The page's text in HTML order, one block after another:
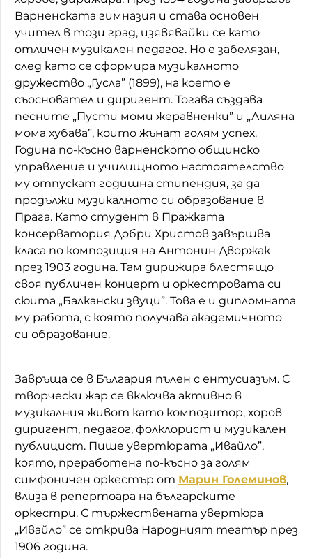
Варненската гимназия и става основен
учител в този град, изявявайки се като
отличен музикален педагог. Но е забелязан,
след като се сформира музикалното
дружество „Гусла” (1899), на което е
съосновател и диригент. Тогава създава
песните „Пусти моми жеравненки” и „Лиляна
мома хубава”, които жънат голям успех.
Година по-късно варненското общинско
управление и училищното настоятелство
му отпускат годишна стипендия, за да
продължи музикалното си образование в
Прага. Като студент в Пражката
консерватория Добри Христов завършва
класа по композиция на Антонин Дворжак
през 1903 година. Там дирижира блестящо
своя публичен концерт и оркестровата си
сюита „Балкански звуци”. Това е и дипломната
му работа, с която получава академичното
си образование.
Завръща се в България пълен с ентусиазъм. С
творчески жар се включва активно в
музикалния живот като композитор, хоров
диригент, педагог, фолклорист и музикален
публицист. Пише увертюрата „Ивайло”,
която, преработена по-късно за голям
симфоничен оркестър от Марин Големинов,
влиза в репертоара на българските
оркестри. С тържествената увертюра
„Ивайло” се открива Народният театър през
1906 година.